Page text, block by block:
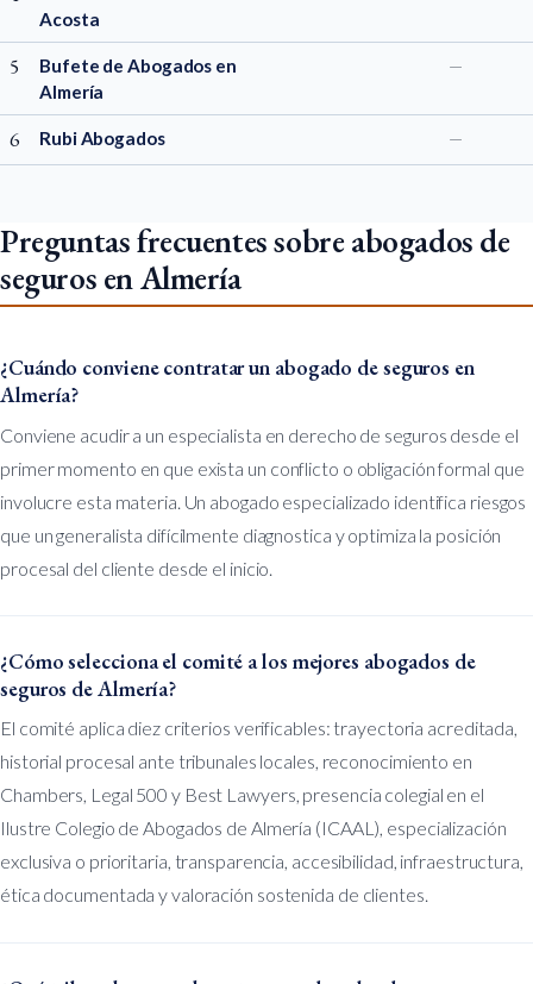
Acosta
5
Bufete de Abogados en
Almería
—
6 Rubi Abogados —
Preguntas frecuentes sobre abogados de
seguros en Almería
¿Cuándo conviene contratar un abogado de seguros en
Almería?
Conviene acudir a un especialista en derecho de seguros desde el
primer momento en que exista un conflicto o obligación formal que
involucre esta materia. Un abogado especializado identifica riesgos
que un generalista difícilmente diagnostica y optimiza la posición
procesal del cliente desde el inicio.
¿Cómo selecciona el comité a los mejores abogados de
seguros de Almería?
El comité aplica diez criterios verificables: trayectoria acreditada,
historial procesal ante tribunales locales, reconocimiento en
Chambers, Legal 500 y Best Lawyers, presencia colegial en el
Ilustre Colegio de Abogados de Almería (ICAAL), especialización
exclusiva o prioritaria, transparencia, accesibilidad, infraestructura,
ética documentada y valoración sostenida de clientes.